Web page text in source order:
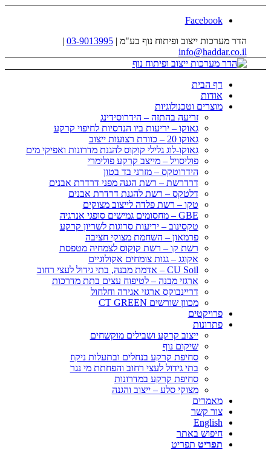
Facebook
הדר מערכות ייצוב ופיתוח נוף בע"מ |03-9013995
|
info@haddar.co.il
דף הבית
אודות
מוצרים וטכנולוגיות
זריעה בהתזה – הידרוסידינג
גאוקו – יריעות ביו הנדסיות לחיפוי קרקע
גאוקו 20 – כוורת רצועות ייצוב
גאוקו-לוג גלילי קוקוס להגנת מדרונות ואפיקי מים
פוליסויל – מייצב קרקע פולימרי
הידרוטקס – מזרני בד בטון
דרדרשת – רשת הגנה מפני דרדרת אבנים
דלטקס – רשת להגנת דרדרת אבנים
טקו – רשת פלדה לייצוב מצוקים
GBE – מחסומים גמישים סופגי אנרגיה
טקסינוב – יריעות סרוגות לשריון קרקע
פרמאון – השחמת מצוקי חציבה
רשת קו – רשת קוקוס לצמחיה מטפסת
אקוגג – גגות צומחים אקולוגיים
CU Soil – אדמת מבנה, בתי גידול לעצי רחוב
ארגזי מבנה – לטיפוח עצים בתת מדרכות
דריינבוקס ארגזי אגירה וחלחול
מכוון שורשים CT GREEN
פרויקטים
פתרונות
ייצוב קרקע ושבילים מוקשחים
שיקום נוף
סחיפת קרקע בנחלים ובתעלות ניקוז
בתי גידול לעצי רחוב והפחתת מי נגר
סחיפת קרקע במדרונות
מצוקי סלע – ייצוב והגנה
מאמרים
צור קשר
English
חיפוש באתר
תפריט תפריט